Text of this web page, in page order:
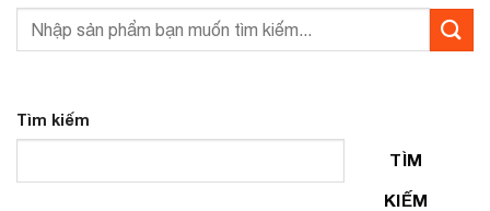
Tìm kiếm
TÌM
KIẾM